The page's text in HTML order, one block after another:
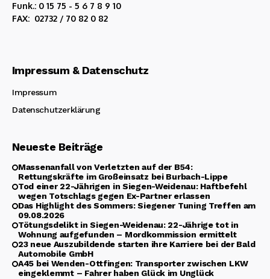
Funk.: 0 15 75 - 5 6 7 8 9 10
FAX: 02732 / 70 82 0 82
Impressum & Datenschutz
Impressum
Datenschutzerklärung
Neueste Beiträge
Massenanfall von Verletzten auf der B54:
Rettungskräfte im Großeinsatz bei Burbach-Lippe
Tod einer 22-Jährigen in Siegen-Weidenau: Haftbefehl
wegen Totschlags gegen Ex-Partner erlassen
Das Highlight des Sommers: Siegener Tuning Treffen am
09.08.2026
Tötungsdelikt in Siegen-Weidenau: 22-Jährige tot in
Wohnung aufgefunden – Mordkommission ermittelt
23 neue Auszubildende starten ihre Karriere bei der Bald
Automobile GmbH
A45 bei Wenden-Ottfingen: Transporter zwischen LKW
eingeklemmt – Fahrer haben Glück im Unglück